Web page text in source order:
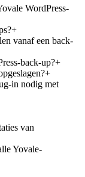
WordPress-
+
vanaf een back-
back-up?+
+
in nodig met
van
Yovale-